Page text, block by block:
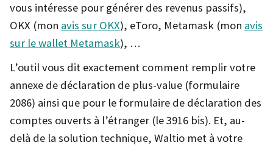
vous intéresse pour générer des revenus passifs),
OKX (mon avis sur OKX), eToro, Metamask (mon avis
sur le wallet Metamask), …
L’outil vous dit exactement comment remplir votre
annexe de déclaration de plus-value (formulaire
2086) ainsi que pour le formulaire de déclaration des
comptes ouverts à l’étranger (le 3916 bis). Et, au-
delà de la solution technique, Waltio met à votre